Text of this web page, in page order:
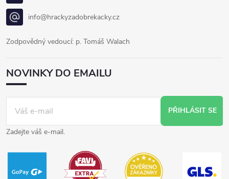
info@hrackyzadobrekacky.cz
Zodpovědný vedoucí: p. Tomáš Walach
NOVINKY DO EMAILU
PŘIHLÁSIT SE
Zadejte váš e-mail.